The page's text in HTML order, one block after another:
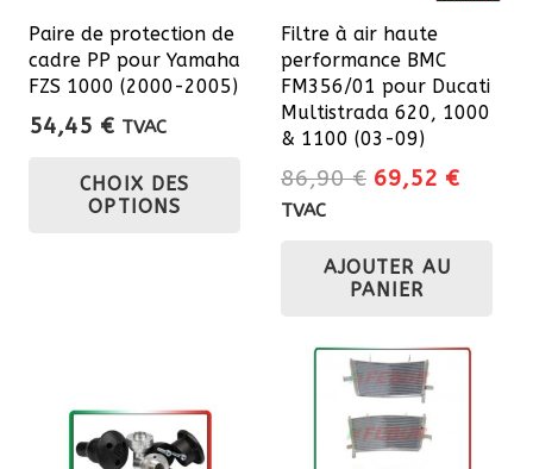
Paire de protection de
cadre PP pour Yamaha
FZS 1000 (2000-2005)
54,45 € TVAC
CHOIX DES
OPTIONS
produit
plusieurs
options
Filtre à air haute
performance BMC
FM356/01 pour Ducati
Multistrada 620, 1000
& 1100 (03-09)
86,90€ Le
était :
86,90 €.
69,52 €Le
TVAC
AJOUTER AU
PANIER